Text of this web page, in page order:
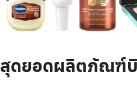
สุดยอดผลิตภัณฑ์